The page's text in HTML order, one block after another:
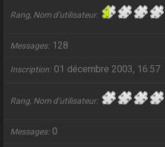
Rang, Nom d’utilisateur
Messages 128
Inscription 01 décembre 2003, 16:57
Rang, Nom d’utilisateur
Messages 0